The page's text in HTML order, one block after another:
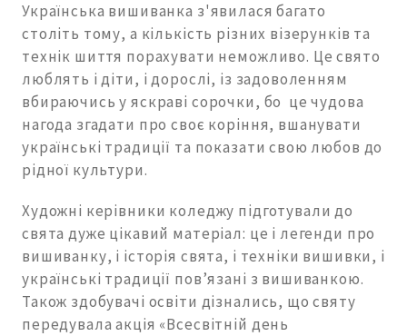
Українська вишиванка з'явилася багато
століть тому, а кількість різних візерунків та
технік шиття порахувати неможливо. Це свято
люблять і діти, і дорослі, із задоволенням
вбираючись у яскраві сорочки, бо це чудова
нагода згадати про своє коріння, вшанувати
українські традиції та показати свою любов до
рідної культури.
Художні керівники коледжу підготували до
свята дуже цікавий матеріал: це і легенди про
вишиванку, і історія свята, і техніки вишивки, і
українські традиції пов’язані з вишиванкою.
Також здобувачі освіти дізнались, що святу
передувала акція «Всесвітній день